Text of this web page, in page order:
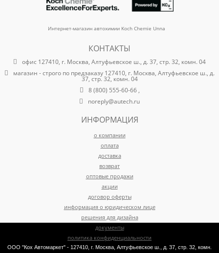
Интернет-магазин автохимии Koch Chemie Unna
КОНТАКТЫ
офис 127410, г. Москва, Алтуфьевское ш., д. 37, стр. 32, комн. 04
магазин - строго по предзаказу 127410, г. Москва, Алтуфьевское ш., д.
37, стр. 32, комн. 04
8 (800) 555-60-66 ,
noreply@autech.ru
ИНФОРМАЦИЯ
о компании
оплата
доставка
возврат
оптовые продажи
акции
договор оферты
информация о юридическом лице
решения для дизайна
документы
политика конфиденциальности
ООО "Кох Автомаркет" - 127410, г. Москва, Алтуфьевское ш., д. 37, стр. 32, комн.